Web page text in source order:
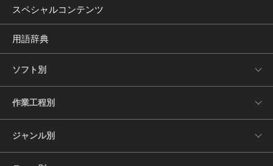
スペシャルコンテンツ
用語辞典
ソフト別
作業工程別
ジャンル別